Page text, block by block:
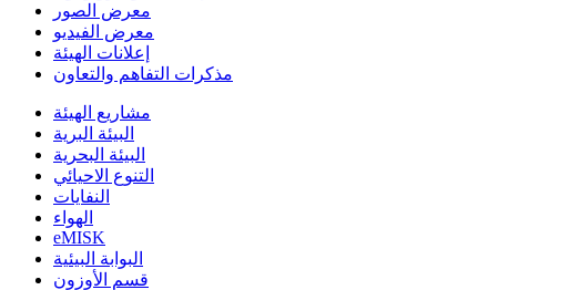
معرض الصور
معرض الفيديو
إعلانات الهيئة
مذكرات التفاهم والتعاون
مشاريع الهيئة
البيئة البرية
البيئة البحرية
التنوع الاحيائي
النفايات
الهواء
eMISK
البوابة البيئية
قسم الأوزون